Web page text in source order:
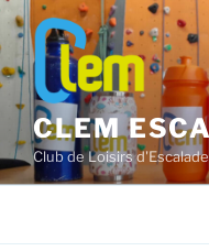
Aller
au
contenu
principal
CLEM
Club de Loisirs